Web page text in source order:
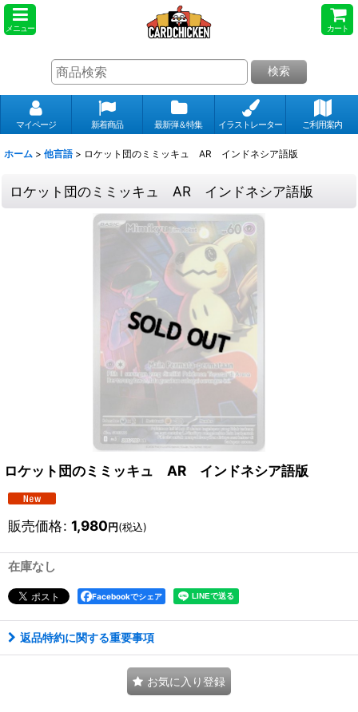
メニュー カート
検索
マイページ 新着商品 最新弾＆特集 イラストレーター ご利用案内
ホーム > 他言語 > ロケット団のミミッキュ AR インドネシア語版
ロケット団のミミッキュ AR インドネシア語版
ロケット団のミミッキュ AR インドネシア語版
販売価格: 1,980円(税込)
在庫なし
Facebookでシェア
返品特約に関する重要事項
お気に入り登録